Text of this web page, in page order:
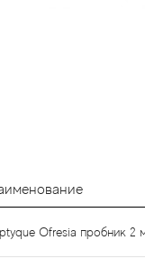
Ofresia пробник 2